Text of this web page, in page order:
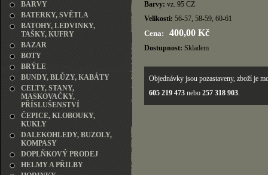
BARVY
BATERKY, SVĚTLA
BATOHY, LEDVINKY,
TAŠKY, KUFRY
BAZAR
BOTY
BRÝLE
BUNDY, BLŮZY, KABÁTY
CELTY, STANY,
MASKOVAČKY,
PŘÍSLUŠENSTVÍ
ČEPICE, KLOBOUKY,
KUKLY
DALEKOHLEDY, BUZOLY,
KOMPASY
DOPLŇKOVÝ PRODEJ
HELMY A PŘILBY
Barvy: vz. 95 CZ
Velikosti: 56-57, 58-59, 60-61
Cena: 400,00 Kč
Dostupnost: Skladem
Objednávky jsou pozastaveny, zboží je
605 219 473 nebo 257 318 903.